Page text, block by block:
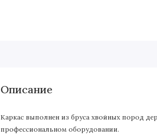
Описание
Каркас выполнен из бруса хвойных пород
профессиональном оборудовании.